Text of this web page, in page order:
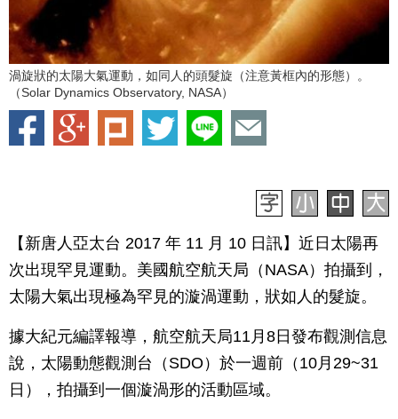
渦旋狀的太陽大氣運動，如同人的頭髮旋（注意黃框內的形態）。
（Solar Dynamics Observatory, NASA）
【新唐人亞太台 2017 年 11 月 10 日訊】近日太陽再
次出現罕見運動。美國航空航天局（NASA）拍攝到，
太陽大氣出現極為罕見的漩渦運動，狀如人的髮旋。
據大紀元編譯報導，航空航天局11月8日發布觀測信息
說，太陽動態觀測台（SDO）於一週前（10月29~31
日），拍攝到一個漩渦形的活動區域。